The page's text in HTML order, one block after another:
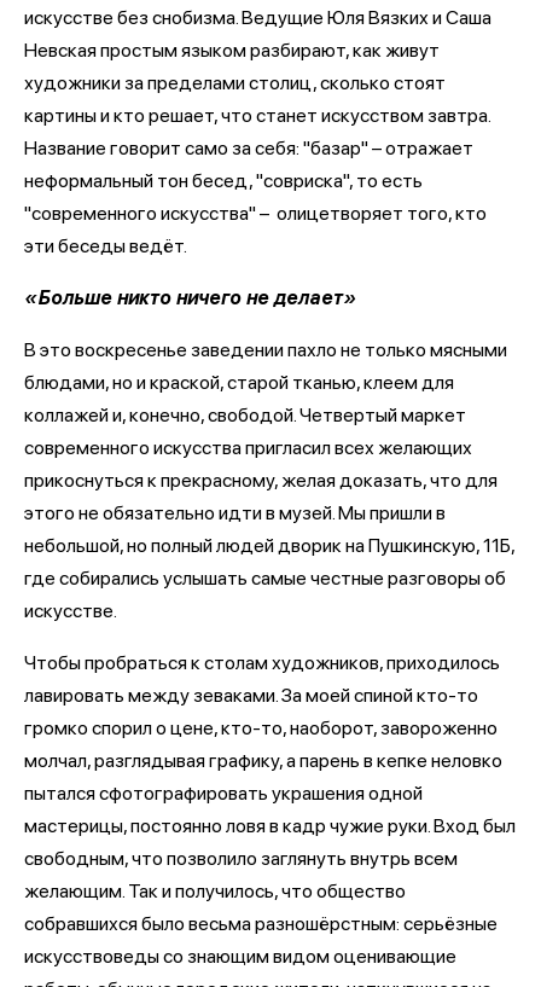
искусстве без снобизма. Ведущие Юля Вязких и Саша
Невская простым языком разбирают, как живут
художники за пределами столиц, сколько стоят
картины и кто решает, что станет искусством завтра.
Название говорит само за себя: "базар" – отражает
неформальный тон бесед, "совриска", то есть
"современного искусства" – олицетворяет того, кто
эти беседы ведёт.
«Больше никто ничего не делает»
В это воскресенье заведении пахло не только мясными
блюдами, но и краской, старой тканью, клеем для
коллажей и, конечно, свободой. Четвертый маркет
современного искусства пригласил всех желающих
прикоснуться к прекрасному, желая доказать, что для
этого не обязательно идти в музей. Мы пришли в
небольшой, но полный людей дворик на Пушкинскую, 11Б,
где собирались услышать самые честные разговоры об
искусстве.
Чтобы пробраться к столам художников, приходилось
лавировать между зеваками. За моей спиной кто-то
громко спорил о цене, кто-то, наоборот, завороженно
молчал, разглядывая графику, а парень в кепке неловко
пытался сфотографировать украшения одной
мастерицы, постоянно ловя в кадр чужие руки. Вход был
свободным, что позволило заглянуть внутрь всем
желающим. Так и получилось, что общество
собравшихся было весьма разношёрстным: серьёзные
искусствоведы со знающим видом оценивающие